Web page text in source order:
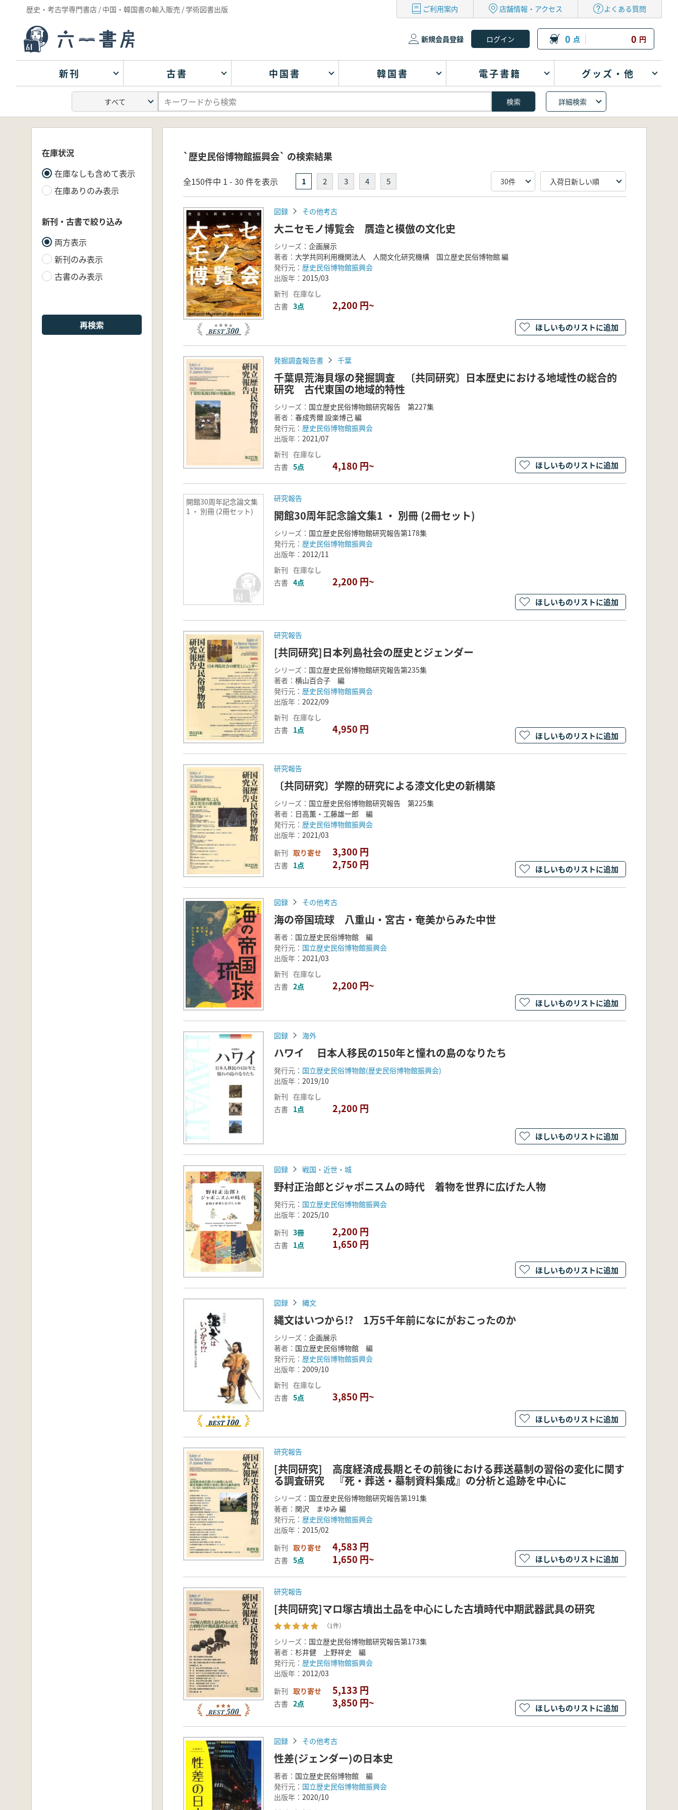
歴史・考古学専門書店 / 中国・韓国書の輸入販売 / 学術図書出版 ご利用案内 店舗情報・アクセス よくある質問
新規会員登録 0 点 0 円
新刊 古書 中国書 韓国書 電子書籍 グッズ・他
詳細検索
在庫状況
在庫なしも含めて表示
在庫ありのみ表示
新刊・古書で絞り込み
両方表示
新刊のみ表示
古書のみ表示
再検索
`歴史民俗博物館振興会` の検索結果
全150件中 1 - 30 件を表示 1 2 3 4 5
図録 その他考古
大ニセモノ博覧会 贋造と模倣の文化史
シリーズ： 企画展示
著者： 大学共同利用機関法人 人間文化研究機構 国立歴史民俗博物館 編
発行元： 歴史民俗博物館振興会
出版年： 2015/03
新刊 在庫なし
古書 3点 2,200 円~
ほしいものリストに追加
発掘調査報告書 千葉
千葉県荒海貝塚の発掘調査 〔共同研究〕日本歴史における地域性の総合的
研究 古代東国の地域的特性
シリーズ： 国立歴史民俗博物館研究報告 第227集
著者： 春成秀爾 設楽博己 編
発行元： 歴史民俗博物館振興会
出版年： 2021/07
新刊 在庫なし
古書 5点 4,180 円~ ほしいものリストに追加
開館30周年記念論文集
1 ・ 別冊 (2冊セット)
研究報告
開館30周年記念論文集1 ・ 別冊 (2冊セット)
シリーズ： 国立歴史民俗博物館研究報告第178集
発行元： 歴史民俗博物館振興会
出版年： 2012/11
新刊 在庫なし
古書 4点 2,200 円~
ほしいものリストに追加
研究報告
[共同研究]日本列島社会の歴史とジェンダー
シリーズ： 国立歴史民俗博物館研究報告第235集
著者： 横山百合子 編
発行元： 歴史民俗博物館振興会
出版年： 2022/09
新刊 在庫なし
古書 1点 4,950 円
ほしいものリストに追加
研究報告
〔共同研究〕学際的研究による漆文化史の新構築
シリーズ： 国立歴史民俗博物館研究報告 第225集
著者： 日高薫・工藤雄一郎 編
発行元： 歴史民俗博物館振興会
出版年： 2021/03
新刊 取り寄せ 3,300 円
古書 1点 2,750 円 ほしいものリストに追加
図録 その他考古
海の帝国琉球 八重山・宮古・奄美からみた中世
著者： 国立歴史民俗博物館 編
発行元： 国立歴史民俗博物館振興会
出版年： 2021/03
新刊 在庫なし
古書 2点 2,200 円~
ほしいものリストに追加
図録 海外
ハワイ 日本人移民の150年と憧れの島のなりたち
発行元： 国立歴史民俗博物館(歴史民俗博物館振興会)
出版年： 2019/10
新刊 在庫なし
古書 1点 2,200 円
ほしいものリストに追加
図録 戦国・近世・城
野村正治郎とジャポニスムの時代 着物を世界に広げた人物
発行元： 国立歴史民俗博物館振興会
出版年： 2025/10
新刊 3冊 2,200 円
古書 1点 1,650 円
ほしいものリストに追加
図録 縄文
縄文はいつから!? 1万5千年前になにがおこったのか
シリーズ： 企画展示
著者： 国立歴史民俗博物館 編
発行元： 歴史民俗博物館振興会
出版年： 2009/10
新刊 在庫なし
古書 5点 3,850 円~
ほしいものリストに追加
研究報告
[共同研究] 高度経済成長期とその前後における葬送墓制の習俗の変化に関す
る調査研究 『死・葬送・墓制資料集成』の分析と追跡を中心に
シリーズ： 国立歴史民俗博物館研究報告第191集
著者： 関沢 まゆみ 編
発行元： 歴史民俗博物館振興会
出版年： 2015/02
新刊 取り寄せ 4,583 円
古書 5点 1,650 円~ ほしいものリストに追加
研究報告
[共同研究]マロ塚古墳出土品を中心にした古墳時代中期武器武具の研究
（1件）
シリーズ： 国立歴史民俗博物館研究報告第173集
著者： 杉井健 上野祥史 編
発行元： 歴史民俗博物館振興会
出版年： 2012/03
新刊 取り寄せ 5,133 円
古書 2点 3,850 円~ ほしいものリストに追加
図録 その他考古
性差(ジェンダー)の日本史
著者： 国立歴史民俗博物館 編
発行元： 国立歴史民俗博物館振興会
出版年： 2020/10